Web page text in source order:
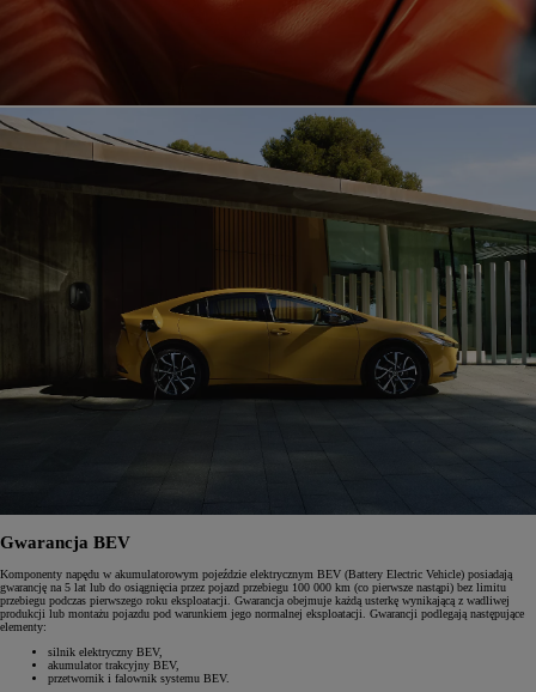
Gwarancja BEV
Komponenty napędu w akumulatorowym pojeździe elektrycznym BEV (Battery Electric Vehicle) posiadają
gwarancję na 5 lat lub do osiągnięcia przez pojazd przebiegu 100 000 km (co pierwsze nastąpi) bez limitu
przebiegu podczas pierwszego roku eksploatacji. Gwarancja obejmuje każdą usterkę wynikającą z wadliwej
produkcji lub montażu pojazdu pod warunkiem jego normalnej eksploatacji. Gwarancji podlegają następujące
elementy:
silnik elektryczny BEV,
akumulator trakcyjny BEV,
przetwornik i falownik systemu BEV.